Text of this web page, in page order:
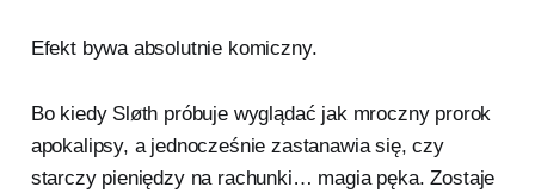
Efekt bywa absolutnie komiczny.
Bo kiedy Sløth próbuje wyglądać jak mroczny prorok
apokalipsy, a jednocześnie zastanawia się, czy
starczy pieniędzy na rachunki… magia pęka. Zostaje